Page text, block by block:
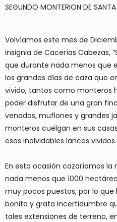
SEGUNDO MONTERION DE
Volvíamos este mes de
insignia de Cacerías Cabezas,
que durante nada menos que
los grandes días de caza que
vivido, tantos como monteros
poder disfrutar de una gran
venados, muflones y grandes
monteros cuelgan en sus
esos inolvidables lances vividos.
En esta ocasión cazaríamos
nada menos que 1000
muy pocos puestos, por lo
bonita y grata incertidumbre
tales extensiones de terreno,